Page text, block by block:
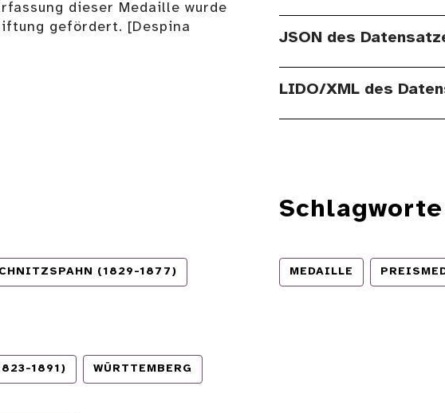
dieser Medaille wurde
gefördert. [Despina
JSON des
LIDO/XML des
(1829-1877)
1891) WÜRTTEMBERG
Schlagworte
MEDAILLE